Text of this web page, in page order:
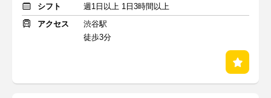
シフト
週1日以上 1日3時間以上
アクセス
渋谷駅
徒歩3分